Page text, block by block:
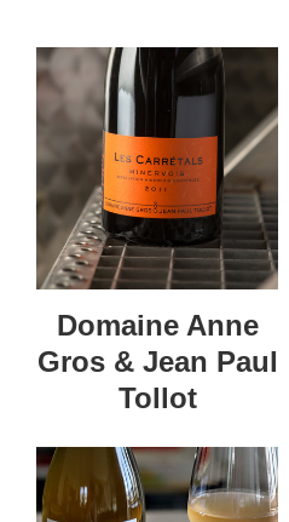
Tollot